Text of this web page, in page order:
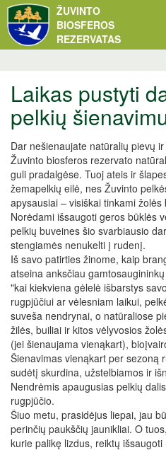
ŽUVINTO
BIOSFEROS
REZERVATAS
Laikas pustyti
pelkių
Dar nešienaujate natūralių pievų
Žuvinto biosferos rezervato
guli pradalgėse. Tuoj ateis ir
žemapelkių eilė, nes Žuvinto
apysausiai – visiškai tinkami žolės
Norėdami išsaugoti geros būklės
pelkių buveines šio svarbiausio
stengiamės nenukelti į rudenį.
Iš savo patirties žinome, kaip
atseina anksčiau
"kai kiekviena gėlelė išbarstys
rugpjūčiui ar vėlesniam laikui,
suveša nendrynai, o natūraliose
žilės, builiai ir kitos vėlyvosios
(jei šienaujama vienąkart),
Šienavimas vienąkart per sezoną
sudėtį skurdina, užstelbiamos ir
Nendrėmis apaugusias pelkių
rugpjūčio.
Šiuo metu, prasidėjus liepai, jau
perinčių paukščių jaunikliai. O
kurie palikę lizdus, reiktų